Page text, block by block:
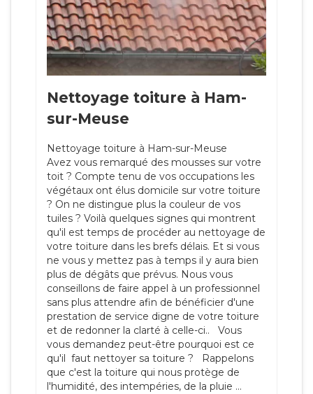
Nettoyage toiture à Ham-
sur-Meuse
Nettoyage toiture à Ham-sur-Meuse
Avez vous remarqué des mousses sur votre
toit ? Compte tenu de vos occupations les
végétaux ont élus domicile sur votre toiture
? On ne distingue plus la couleur de vos
tuiles ? Voilà quelques signes qui montrent
qu'il est temps de procéder au nettoyage de
votre toiture dans les brefs délais. Et si vous
ne vous y mettez pas à temps il y aura bien
plus de dégâts que prévus. Nous vous
conseillons de faire appel à un professionnel
sans plus attendre afin de bénéficier d'une
prestation de service digne de votre toiture
et de redonner la clarté à celle-ci.. Vous
vous demandez peut-être pourquoi est ce
qu'il faut nettoyer sa toiture ? Rappelons
que c'est la toiture qui nous protège de
l'humidité, des intempéries, de la pluie ...